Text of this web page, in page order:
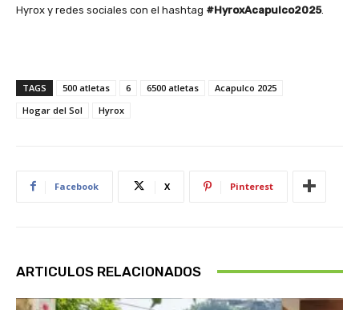
Hyrox y redes sociales con el hashtag #HyroxAcapulco2025.
TAGS 500 atletas 6 6500 atletas
Acapulco 2025
Hogar del Sol
Hyrox
Facebook X Pinterest
ARTICULOS RELACIONADOS